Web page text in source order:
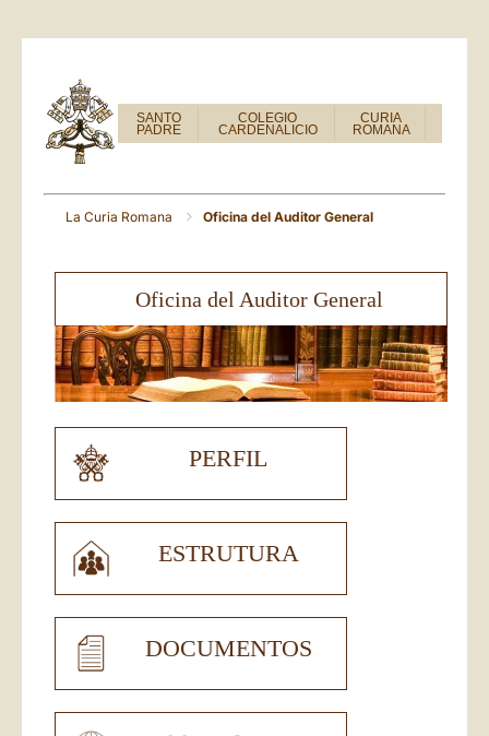
SANTO
PADRE
COLEGIO
CARDENALICIO
CURIA
ROMANA
La Curia Romana Oficina del Auditor General
Oficina del Auditor General
PERFIL
ESTRUTURA
DOCUMENTOS